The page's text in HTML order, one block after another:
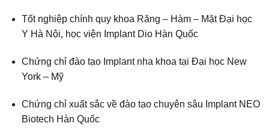
Tốt nghiệp chính quy khoa Răng – Hàm – Mặt Đại học
Y Hà Nội, học viện Implant Dio Hàn Quốc
Chứng chỉ đào tạo Implant nha khoa tại Đại học New
York – Mỹ
Chứng chỉ xuất sắc về đào tạo chuyên sâu Implant NEO
Biotech Hàn Quốc